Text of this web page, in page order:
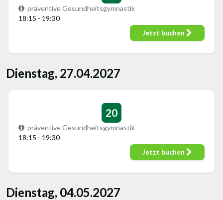
präventive Gesundheitsgymnastik
18:15 - 19:30
Jetzt buchen
Dienstag, 27.04.2027
20
präventive Gesundheitsgymnastik
18:15 - 19:30
Jetzt buchen
Dienstag, 04.05.2027